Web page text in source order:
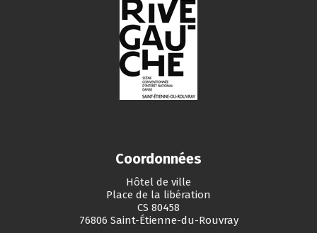
Coordonnées
Hôtel de ville
Place de la libération
CS 80458
76806 Saint-Étienne-du-Rouvray